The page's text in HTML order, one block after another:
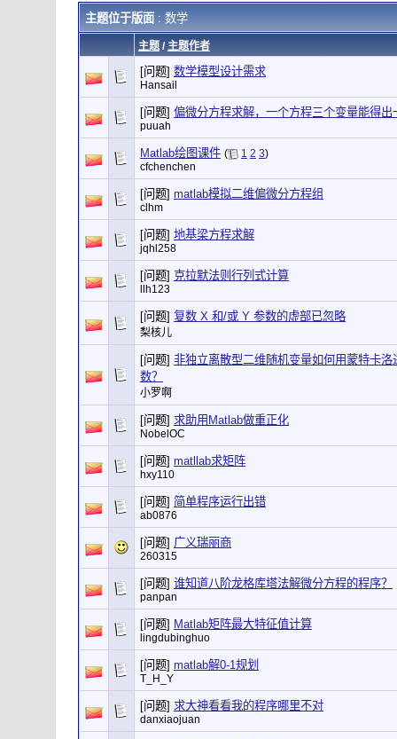
主题位于版面: 数学
主题/ 主题作者
[问题] 数学模型设计需求
Hansail
[问题] 偏微分方程求解，一个方程三个变量能得出
puuah
Matlab绘图课件 ( 1 2 3)
cfchenchen
[问题] matlab模拟二维偏微分方程组
clhm
[问题] 地基梁方程求解
jqhl258
[问题] 克拉默法则行列式计算
llh123
[问题] 复数 X 和/或 Y 参数的虚部已忽略
梨核儿
[问题] 非独立离散型二维随机变量如何用蒙特卡
数？
小罗啊
[问题] 求助用Matlab做重正化
NobelOC
[问题] matllab求矩阵
hxy110
[问题] 简单程序运行出错
ab0876
[问题] 广义瑞丽商
260315
[问题] 谁知道八阶龙格库塔法解微分方程的程序？
panpan
[问题] Matlab矩阵最大特征值计算
lingdubinghuo
[问题] matlab解0-1规划
T_H_Y
[问题] 求大神看看我的程序哪里不对
danxiaojuan